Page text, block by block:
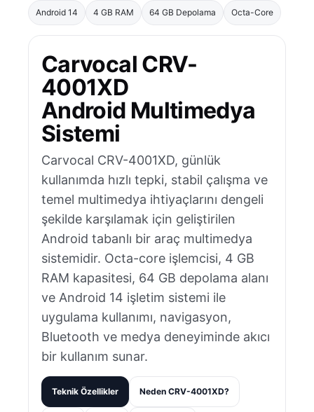
Android 14
4 GB RAM 64 GB Depolama Octa-Core
Carvocal CRV-
4001XD
Android Multimedya
Sistemi
Carvocal CRV-4001XD, günlük
kullanımda hızlı tepki, stabil çalışma ve
temel multimedya ihtiyaçlarını dengeli
şekilde karşılamak için geliştirilen
Android tabanlı bir araç multimedya
sistemidir. Octa-core işlemcisi, 4 GB
RAM kapasitesi, 64 GB depolama alanı
ve Android 14 işletim sistemi ile
uygulama kullanımı, navigasyon,
Bluetooth ve medya deneyiminde akıcı
bir kullanım sunar.
Teknik Özellikler Neden CRV-4001XD?